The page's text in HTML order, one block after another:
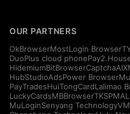
OUR PARTNERS
OkBrowserMostLogin Browser
DuoPlus cloud phone
HidemiumBitBrowserCaptchaAI
HubStudioAdsPower Browser
PayTradesHuiTongCardLalimao
LuckyCardsMBBrowser
MuLoginSenyang Technology